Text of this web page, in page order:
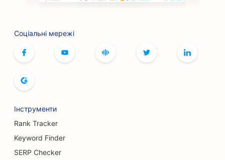
SEO для боулінг-клубів
SEO для кафе настільних ігор
SEO для пивоварень
SEO для послуг зі збільшення грудей
SEO для ресторанів 'шведський стіл
Соціальні мережі
Інструменти
Rank Tracker
Keyword Finder
SERP Checker